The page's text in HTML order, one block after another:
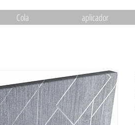
Cola aplicador